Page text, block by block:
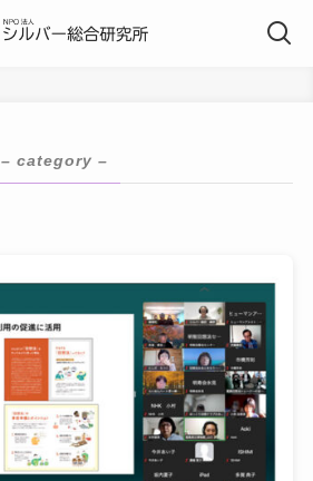
– category –